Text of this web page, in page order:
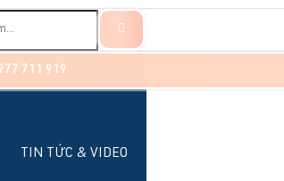
711 919
TIN TỨC & VIDEO